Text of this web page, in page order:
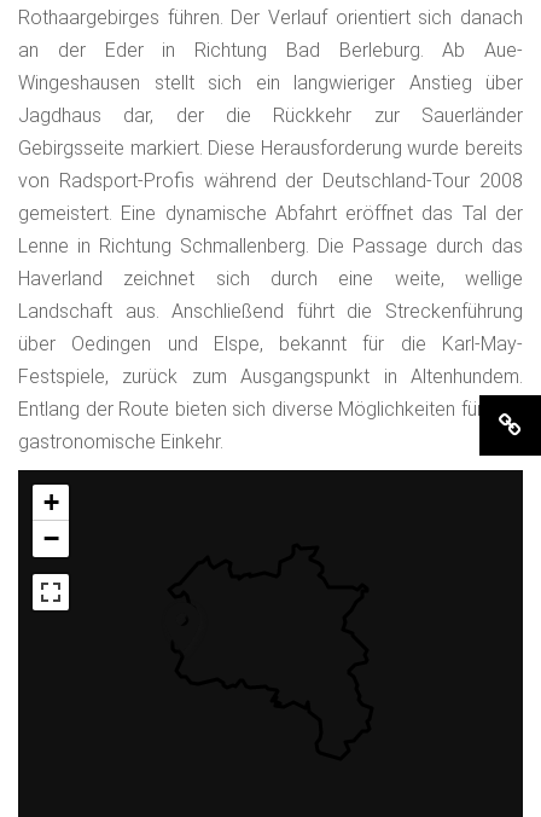
Rothaargebirges führen. Der Verlauf orientiert sich danach
an der Eder in Richtung Bad Berleburg. Ab Aue-
Wingeshausen stellt sich ein langwieriger Anstieg über
Jagdhaus dar, der die Rückkehr zur Sauerländer
Gebirgsseite markiert. Diese Herausforderung wurde bereits
von Radsport-Profis während der Deutschland-Tour 2008
gemeistert. Eine dynamische Abfahrt eröffnet das Tal der
Lenne in Richtung Schmallenberg. Die Passage durch das
Haverland zeichnet sich durch eine weite, wellige
Landschaft aus. Anschließend führt die Streckenführung
über Oedingen und Elspe, bekannt für die Karl-May-
Festspiele, zurück zum Ausgangspunkt in Altenhundem.
Entlang der Route bieten sich diverse Möglichkeiten für eine
gastronomische Einkehr.
+
−